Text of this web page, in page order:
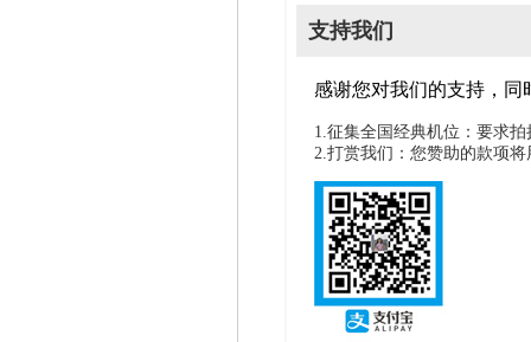
支持我们
感谢您对我们的支持，同
1.征集全国经典机位：要求
2.打赏我们：您赞助的款项